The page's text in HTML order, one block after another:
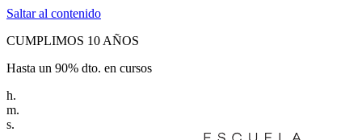
Saltar al contenido
CUMPLIMOS 10 AÑOS
Hasta un 90% dto. en cursos
h.
m.
s.